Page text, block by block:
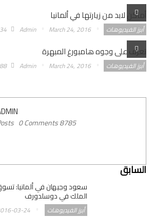
أماكن لابد من زيارتها في ألمانيا
أبرز الفيديوهات March 24, 2016
Admin
تعرف على وجوه هامبورغ المبهرة
أبرز الفيديوهات March 24, 2016
Admin
8785 Posts
0 Comments
السابق
سعود وجيهان في ألمانيا:
الملك في دوسلدورف
أبرز الفيديوهات 03-24